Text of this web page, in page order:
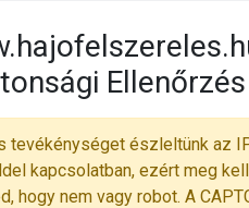
Ellenőrzés
tevékénységet észleltünk az
kapcsolatban, ezért meg kell
hogy nem vagy robot. A